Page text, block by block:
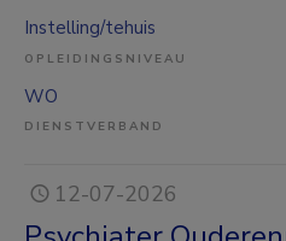
Instelling/tehuis
OPLEIDINGSNIVEAU
WO
DIENSTVERBAND
12-07-2026